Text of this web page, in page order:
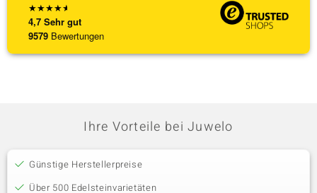
★★★★★
4,7 Sehr gut
9579 Bewertungen
Ihre Vorteile bei Juwelo
Günstige Herstellerpreise
Über 500 Edelsteinvarietäten